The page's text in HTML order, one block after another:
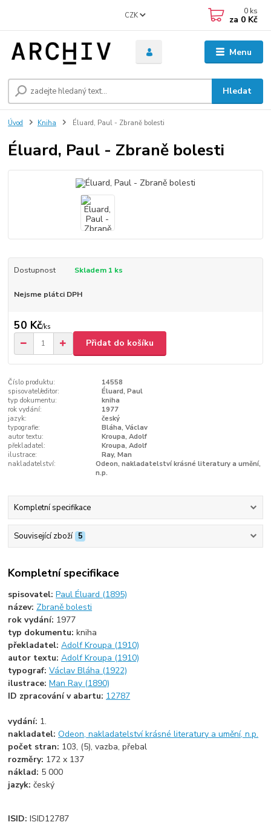
Menu
CZK
Hledat
0 ks
za 0 Kč
Úvod Kniha Éluard, Paul - Zbraně bolesti
Éluard, Paul - Zbraně bolesti
Dostupnost Skladem 1 ks
Nejsme plátci DPH
50 Kč/ks
Přidat do košíku
Číslo produktu:
14558
spisovatel/editor:
Éluard, Paul
typ dokumentu:
kniha
rok vydání:
1977
jazyk:
český
typografie:
Bláha, Václav
autor textu:
Kroupa, Adolf
překladatel:
Kroupa, Adolf
ilustrace:
Ray, Man
nakladatelství:
Odeon, nakladatelství krásné literatury a umění,
n.p.
Kompletní specifikace
Související zboží 5
Kompletní specifikace
spisovatel:Paul Éluard (1895)
název: Zbraně bolesti
rok vydání: 1977
typ dokumentu:kniha
překladatel:Adolf Kroupa (1910)
autor textu:Adolf Kroupa (1910)
typograf:Václav Bláha (1922)
ilustrace:Man Ray (1890)
ID zpracování v abartu: 12787
vydání: 1.
nakladatel:Odeon, nakladatelství krásné literatury a umění, n.p.
počet stran: 103, (5), vazba, přebal
rozměry: 172 x 137
náklad: 5 000
jazyk:český
ISID:ISID12787